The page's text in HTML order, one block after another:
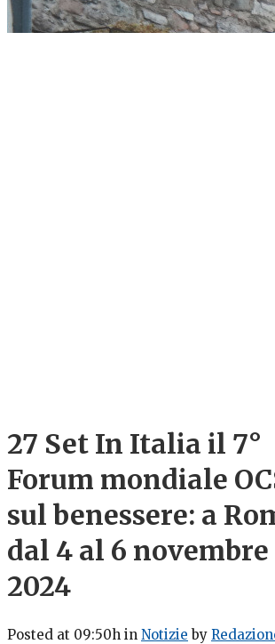
27 Set In Italia il 7°
Forum mondiale
sul benessere: a
dal 4 al 6 novembre
2024
Posted at 09:50h in Notizie by